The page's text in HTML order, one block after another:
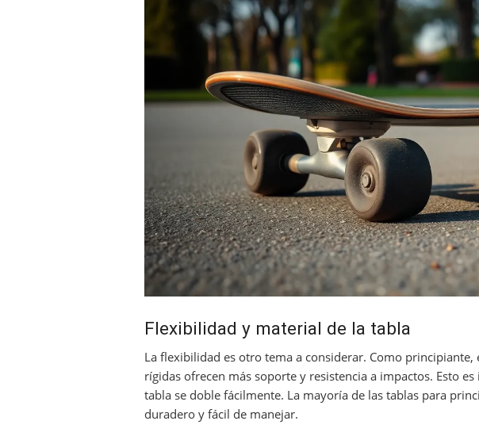
Flexibilidad y material de la tabla
La flexibilidad es otro tema a considerar. Como
rígidas ofrecen más soporte y resistencia a impactos. Esto
tabla se doble fácilmente. La mayoría de las tablas para
duradero y fácil de manejar.